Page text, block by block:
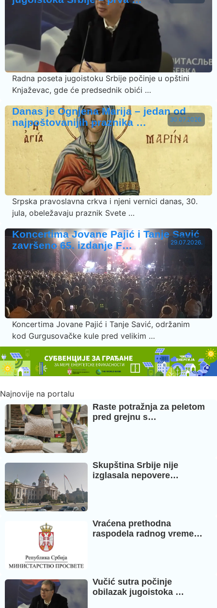
Radna poseta jugoistoku Srbije počinje u opštini
Knjaževac, gde će predsednik obići …
30.07.2026.
Danas je Ognjena Marija – jedan od
najpoštovanijih praznika …
Srpska pravoslavna crkva i njeni vernici danas, 30.
jula, obeležavaju praznik Svete …
29.07.2026.
Koncertima Jovane Pajić i Tanje Savić
završeno 65. izdanje F…
Koncertima Jovane Pajić i Tanje Savić, održanim
kod Gurgusovačke kule pred velikim …
Najnovije na portalu
Raste potražnja za peletom
pred grejnu s…
Skupština Srbije nije
izglasala nepovere…
Vraćena prethodna
raspodela radnog vreme…
Vučić sutra počinje
obilazak jugoistoka …